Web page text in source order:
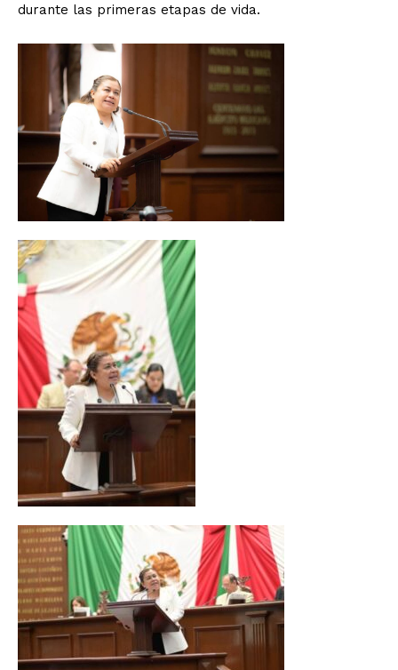
durante las primeras etapas de vida.